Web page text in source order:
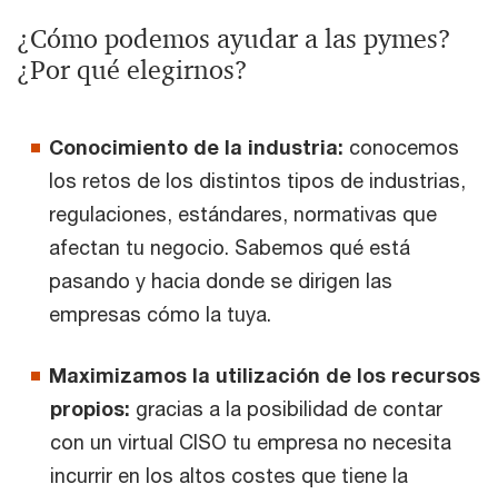
¿Cómo podemos ayudar a las pymes?
¿Por qué elegirnos?
Conocimiento de la industria: conocemos
los retos de los distintos tipos de industrias,
regulaciones, estándares, normativas que
afectan tu negocio. Sabemos qué está
pasando y hacia donde se dirigen las
empresas cómo la tuya.​
Maximizamos la utilización de los recursos
propios: gracias a la posibilidad de contar
con un virtual CISO tu empresa no necesita
incurrir en los altos costes que tiene la